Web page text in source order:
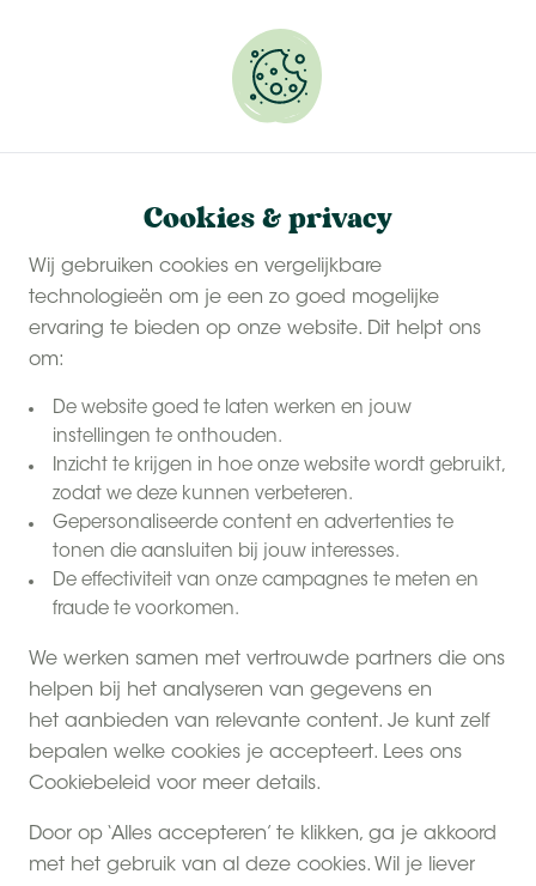
Cookies & privacy
Wij gebruiken cookies en vergelijkbare
technologieën om je een zo goed mogelijke
ervaring te bieden op onze website. Dit helpt ons
om:
De website goed te laten werken en jouw
instellingen te onthouden.
Inzicht te krijgen in hoe onze website wordt gebruikt,
zodat we deze kunnen verbeteren.
Gepersonaliseerde content en advertenties te
tonen die aansluiten bij jouw interesses.
De effectiviteit van onze campagnes te meten en
fraude te voorkomen.
We werken samen met vertrouwde partners die ons
helpen bij het analyseren van gegevens en
het aanbieden van relevante content. Je kunt zelf
bepalen welke cookies je accepteert. Lees ons
Cookiebeleid voor meer details.
Door op ‘Alles accepteren’ te klikken, ga je akkoord
met het gebruik van al deze cookies. Wil je liever
Reserveer snel jouw plekje.
Voor de voorwaarden voor onze
cadeaubonnen, verwijzen wij naar
paragraaf 22 zie hieronder.
Algemene Voorwaarden
toepassing op alle aanbiedingen,
reserveringen en overeenkomsten met
betrekking tot de huur van alle
accommodaties, die worden verhuurd
door BV Het Betere BoerenBed gevestigd te